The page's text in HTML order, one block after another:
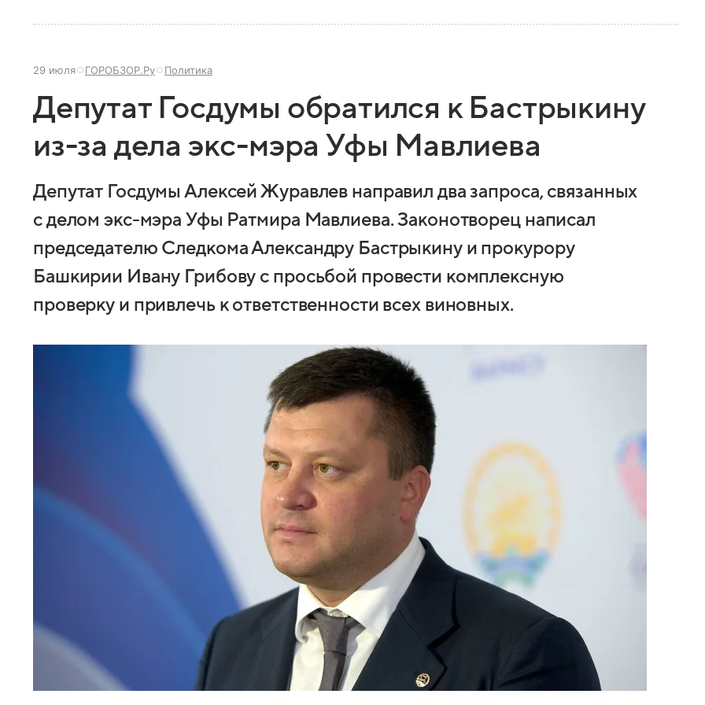
29 июля ГОРОБЗОР.Ру Политика
Депутат Госдумы обратился к Бастрыкину
из-за дела экс-мэра Уфы Мавлиева
Депутат Госдумы Алексей Журавлев направил два запроса, связанных
с делом экс-мэра Уфы Ратмира Мавлиева. Законотворец написал
председателю Следкома Александру Бастрыкину и прокурору
Башкирии Ивану Грибову с просьбой провести комплексную
проверку и привлечь к ответственности всех виновных.